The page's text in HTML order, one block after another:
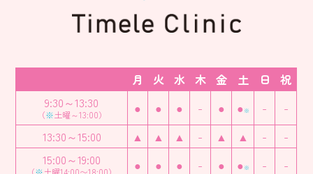
月 火 水 木 金 土 日
祝
9:30～13:30
（※土曜～13:00） ● ● ● - ● ●※ -
-
13:30～15:00
▲ ▲ ▲ - ▲ ▲ -
-
15:00～19:00
● ● ● - ● ●※ - -